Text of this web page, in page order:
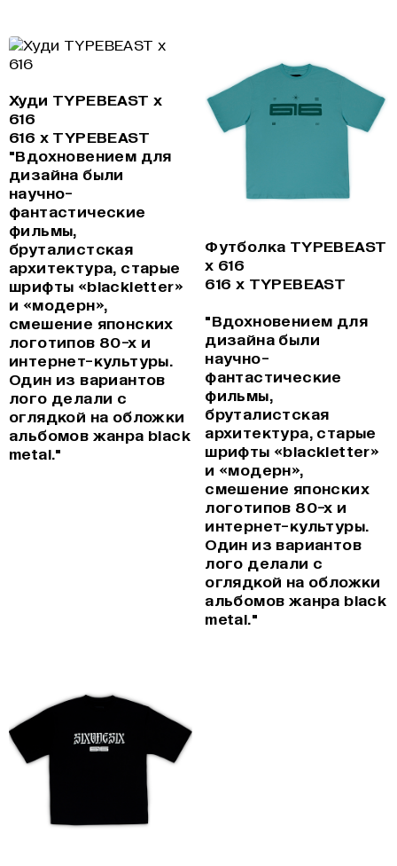
Худи TYPEBEAST x
616
616 x TYPEBEAST
"Вдохновением для
дизайна были
научно-
фантастические
фильмы,
бруталистская
архитектура, старые
шрифты «blackletter»
и «модерн»,
смешение японских
логотипов 80-х и
интернет-культуры.
Один из вариантов
лого делали с
оглядкой на обложки
альбомов жанра black
metal."
Футболка TYPEBEAST
x 616
616 x TYPEBEAST
"Вдохновением для
дизайна были
научно-
фантастические
фильмы,
бруталистская
архитектура, старые
шрифты «blackletter»
и «модерн»,
смешение японских
логотипов 80-х и
интернет-культуры.
Один из вариантов
лого делали с
оглядкой на обложки
альбомов жанра black
metal."